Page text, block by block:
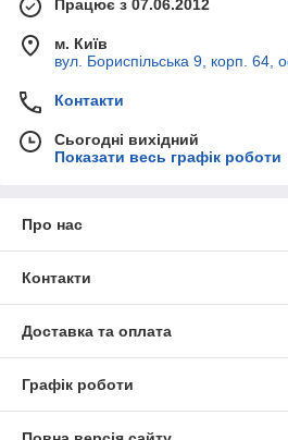
Працює з 07.06.2012
м. Київ
вул. Бориспільська 9, корп. 64,
Контакти
Сьогодні вихідний
Показати весь графік роботи
Про нас
Контакти
Доставка та оплата
Графік роботи